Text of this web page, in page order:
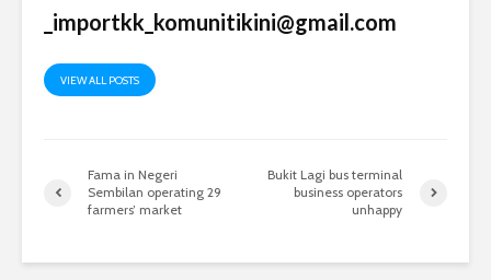
_importkk_komunitikini@gmail.com
VIEW ALL POSTS
Fama in Negeri
Sembilan operating 29
farmers’ market
Bukit Lagi bus terminal
business operators
unhappy